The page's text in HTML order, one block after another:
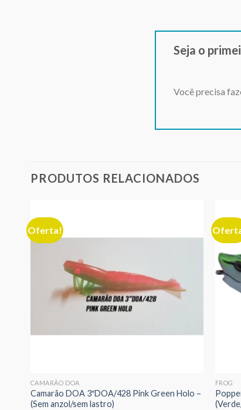
Seja o
Você precisa
PRODUTOS RELACIONADOS
Oferta!
CAMARÃO DOA
Camarão DOA 3″DOA/428 Pink Green Holo –
(Sem anzol/sem lastro)
FROG